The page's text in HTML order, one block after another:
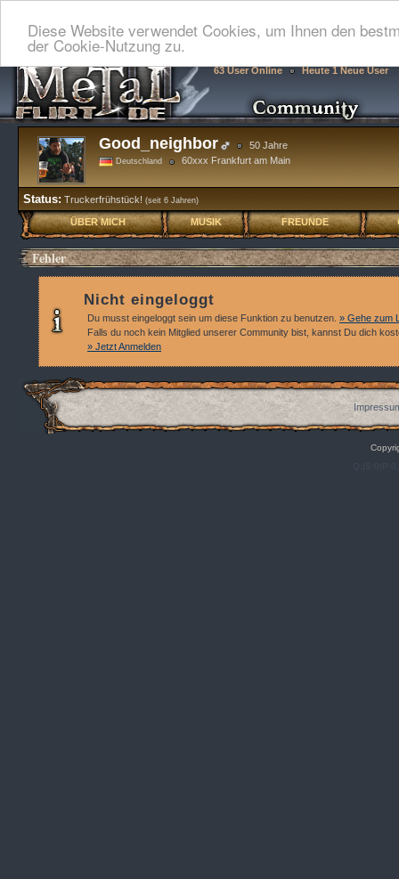
Diese Website verwendet Cookies, um Ihnen den
der Cookie-Nutzung zu.
63 User Online Heute 1 Neue User
Good_neighbor 50 Jahre
Deutschland 60xxx Frankfurt am Main
Status: Truckerfrühstück! (seit 6 Jahren)
ÜBER MICH MUSIK FREUNDE
Fehler
Nicht eingeloggt
Du musst eingeloggt sein um diese Funktion zu benutzen. » Gehe zum
Falls du noch kein Mitglied unserer Community bist, kannst Du dich
» Jetzt Anmelden